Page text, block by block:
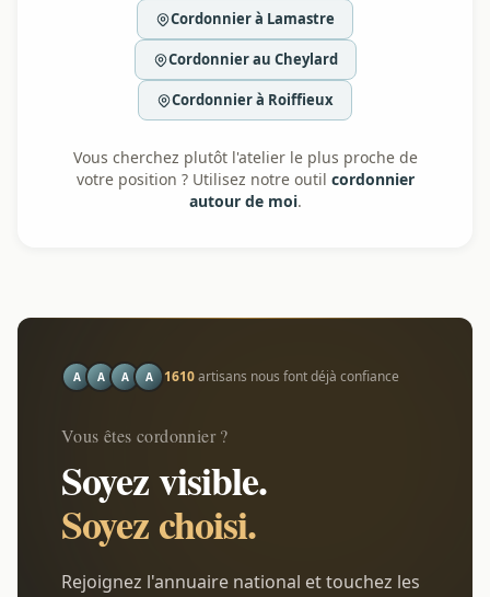
Cordonnier à Lamastre
Cordonnier au Cheylard
Cordonnier à Roiffieux
Vous cherchez plutôt l'atelier le plus proche de
votre position ? Utilisez notre outil cordonnier
autour de moi.
A A A A 1610artisans nous font déjà confiance
Vous êtes cordonnier ?
Soyez visible.
Soyez choisi.
Rejoignez l'annuaire national et touchez les